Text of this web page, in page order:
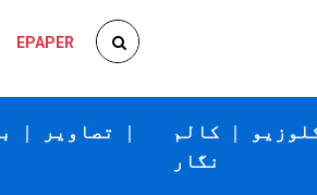
EPAPER
| تصاویر |
کالم
نگار
|